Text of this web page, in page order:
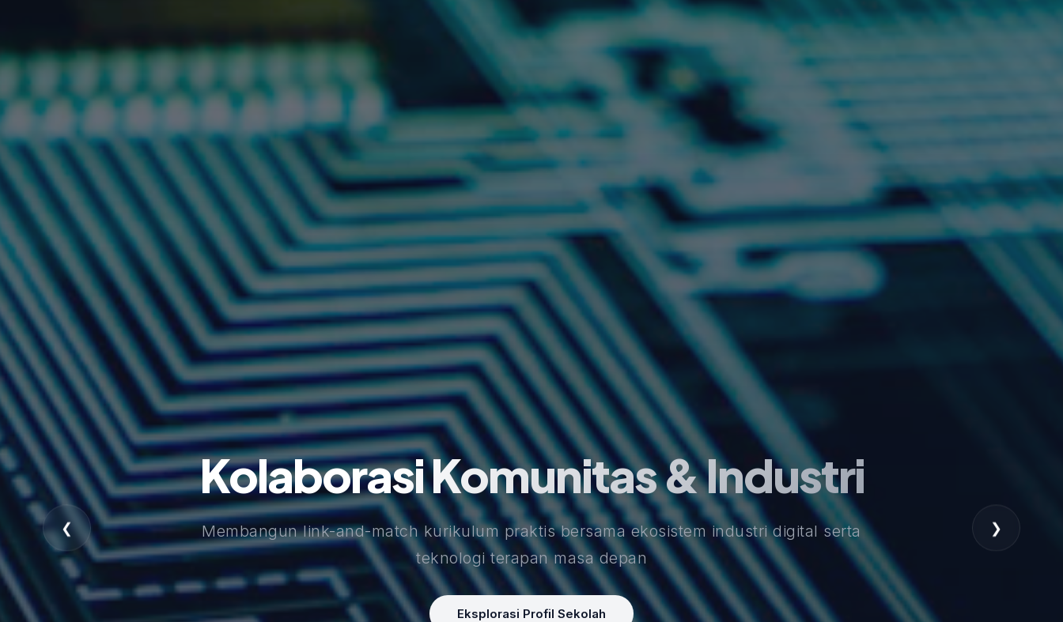
Kolaborasi Komunitas & Industri
Membangun link-and-match kurikulum praktis bersama ekosistem industri digital serta
teknologi terapan masa depan
Eksplorasi Profil Sekolah
❮ ❯